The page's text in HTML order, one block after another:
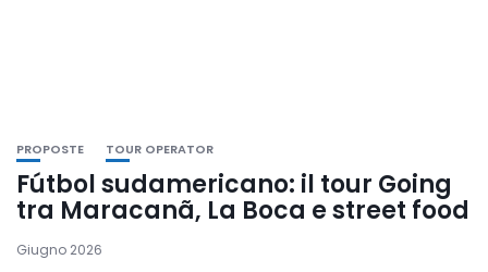
PROPOSTE TOUR OPERATOR
Fútbol sudamericano: il tour Going
tra Maracanã, La Boca e street food
Giugno 2026